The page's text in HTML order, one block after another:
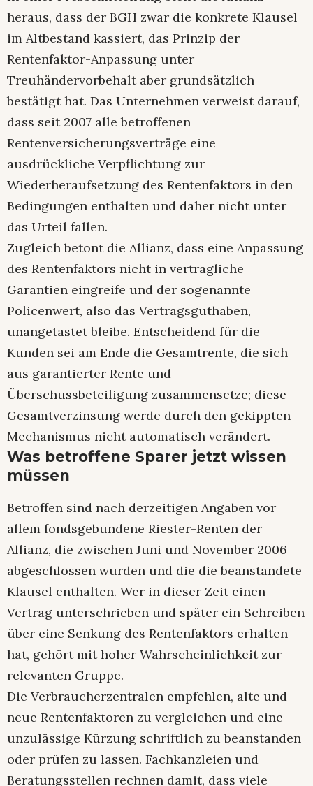
heraus, dass der BGH zwar die konkrete Klausel
im Altbestand kassiert, das Prinzip der
Rentenfaktor-Anpassung unter
Treuhändervorbehalt aber grundsätzlich
bestätigt hat. Das Unternehmen verweist darauf,
dass seit 2007 alle betroffenen
Rentenversicherungsverträge eine
ausdrückliche Verpflichtung zur
Wiederheraufsetzung des Rentenfaktors in den
Bedingungen enthalten und daher nicht unter
das Urteil fallen.
Zugleich betont die Allianz, dass eine Anpassung
des Rentenfaktors nicht in vertragliche
Garantien eingreife und der sogenannte
Policenwert, also das Vertragsguthaben,
unangetastet bleibe. Entscheidend für die
Kunden sei am Ende die Gesamtrente, die sich
aus garantierter Rente und
Überschussbeteiligung zusammensetze; diese
Gesamtverzinsung werde durch den gekippten
Mechanismus nicht automatisch verändert.
Was betroffene Sparer jetzt wissen
müssen
Betroffen sind nach derzeitigen Angaben vor
allem fondsgebundene Riester-Renten der
Allianz, die zwischen Juni und November 2006
abgeschlossen wurden und die die beanstandete
Klausel enthalten. Wer in dieser Zeit einen
Vertrag unterschrieben und später ein Schreiben
über eine Senkung des Rentenfaktors erhalten
hat, gehört mit hoher Wahrscheinlichkeit zur
relevanten Gruppe.
Die Verbraucherzentralen empfehlen, alte und
neue Rentenfaktoren zu vergleichen und eine
unzulässige Kürzung schriftlich zu beanstanden
oder prüfen zu lassen. Fachkanzleien und
Beratungsstellen rechnen damit, dass viele